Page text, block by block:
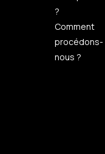
?
Comment
procédons-
nous ?